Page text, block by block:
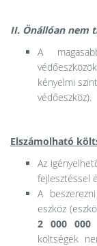
II. Önállóan nem
A
kényelmi
védőeszköz).
Elszámolható
Az
fejlesztéssel
A
eszköz
2 000 000
költségek